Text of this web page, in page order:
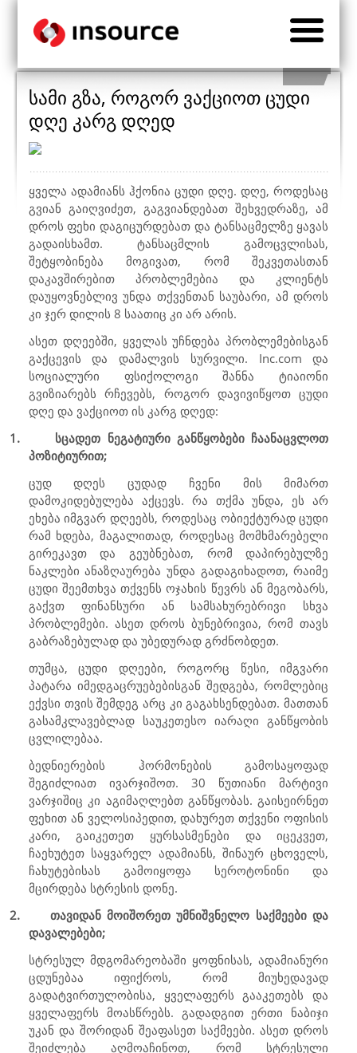
სამი გზა, როგორ ვაქციოთ ცუდი
დღე კარგ დღედ
ყველა ადამიანს ჰქონია ცუდი დღე. დღე, როდესაც
გვიან გაიღვიძეთ, გაგვიანდებათ შეხვედრაზე, ამ
დროს ფეხი დაგიცურდებათ და ტანსაცმელზე ყავას
გადაისხამთ. ტანსაცმლის გამოცვლისას,
შეტყობინება მოგივათ, რომ შეკვეთასთან
დაკავშირებით პრობლემებია და კლიენტს
დაუყოვნებლივ უნდა თქვენთან საუბარი, ამ დროს
კი ჯერ დილის 8 საათიც კი არ არის.
ასეთ დღეებში, ყველას უჩნდება პრობლემებისგან
გაქცევის და დამალვის სურვილი. Inc.comდა
სოციალური ფსიქოლოგი შანნა ტიაიონი
გვიზიარებს რჩევებს, როგორ დავივიწყოთ ცუდი
დღე და ვაქციოთ ის კარგ დღედ:
1.
სცადეთ ნეგატიური განწყობები ჩაანაცვლოთ
პოზიტიურით;
ცუდ დღეს ცუდად ჩვენი მის მიმართ
დამოკიდებულება აქცევს. რა თქმა უნდა, ეს არ
ეხება იმგვარ დღეებს, როდესაც ობიექტურად ცუდი
რამ ხდება, მაგალითად, როდესაც მომხმარებელი
გირეკავთ და გეუბნებათ, რომ დაპირებულზე
ნაკლები ანაზღაურება უნდა გადაგიხადოთ, რაიმე
ცუდი შეემთხვა თქვენს ოჯახის წევრს ან მეგობარს,
გაქვთ ფინანსური ან სამსახურებრივი სხვა
პრობლემები. ასეთ დროს ბუნებრივია, რომ თავს
გაბრაზებულად და უბედურად გრძნობდეთ.
თუმცა, ცუდი დღეები, როგორც წესი, იმგვარი
პატარა იმედგაცრუებებისგან შედგება, რომლებიც
ექვსი თვის შემდეგ არც კი გაგახსენდებათ. მათთან
გასამკლავებლად საუკეთესო იარაღი განწყობის
ცვლილებაა.
ბედნიერების ჰორმონების გამოსაყოფად
შეგიძლიათ ივარჯიშოთ. 30 წუთიანი მარტივი
ვარჯიშიც კი აგიმაღლებთ განწყობას. გაისეირნეთ
ფეხით ან ველოსიპედით, დახურეთ თქვენი ოფისის
კარი, გაიკეთეთ ყურსასმენები და იცეკვეთ,
ჩაეხუტეთ საყვარელ ადამიანს, შინაურ ცხოველს,
ჩახუტებისას გამოიყოფა სეროტონინი და
მცირდება სტრესის დონე.
2.
თავიდან მოიშორეთ უმნიშვნელო საქმეები და
დავალებები;
სტრესულ მდგომარეობაში ყოფნისას, ადამიანური
ცდუნებაა იფიქროს, რომ მიუხედავად
გადატვირთულობისა, ყველაფერს გააკეთებს და
ყველაფერს მოასწრებს. გადადგით ერთი ნაბიჯი
უკან და შორიდან შეაფასეთ საქმეები. ასეთ დროს
შეიძლება აღმოაჩინოთ, რომ სტრესული